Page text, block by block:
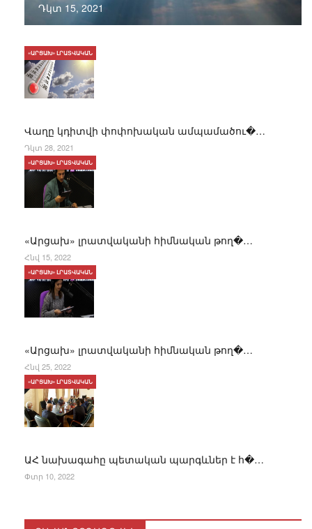
Դկտ 15, 2021
Վաղը կդիտվի փոփոխական ամպամածու�…
«ԱՐՑԱԽ» ԼՐԱՏՎԱԿԱՆ
Դկտ 28, 2021
«Արցախ» լրատվականի հիմնական թող�…
«ԱՐՑԱԽ» ԼՐԱՏՎԱԿԱՆ
Հնվ 15, 2022
«Արցախ» լրատվականի հիմնական թող�…
«ԱՐՑԱԽ» ԼՐԱՏՎԱԿԱՆ
Հնվ 25, 2022
ԱՀ նախագահը պետական պարգևներ է հ�…
«ԱՐՑԱԽ» ԼՐԱՏՎԱԿԱՆ
Փտր 10, 2022